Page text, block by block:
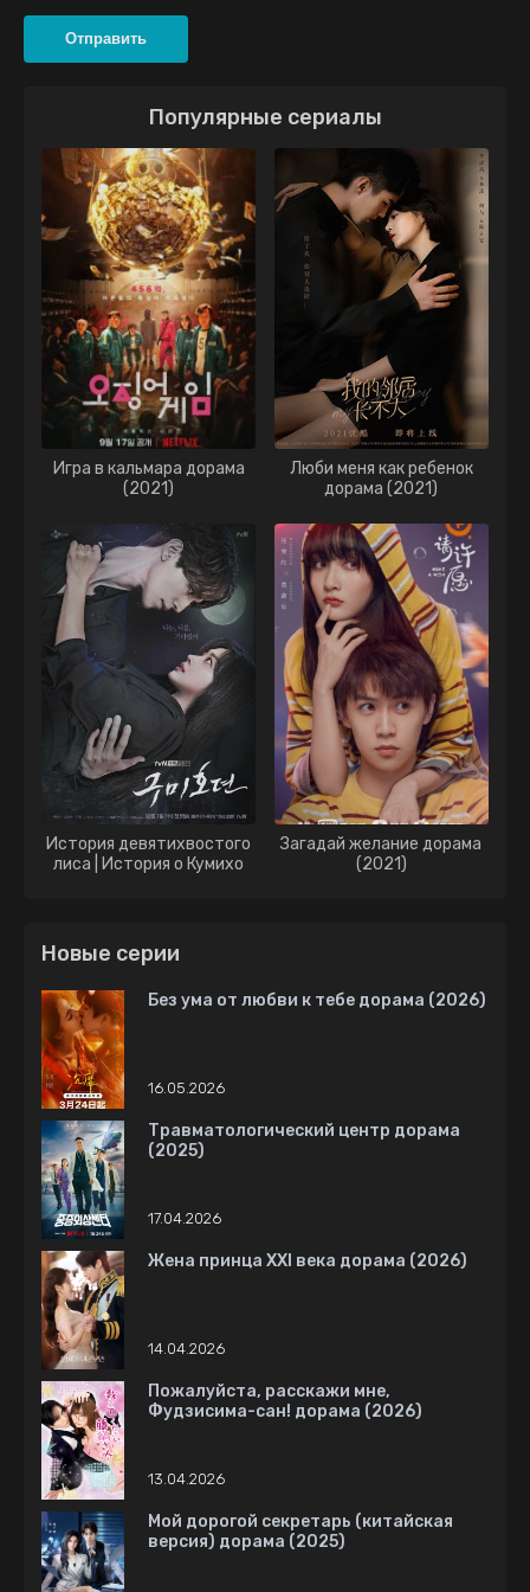
Отправить
Популярные сериалы
Игра в кальмара дорама
(2021)
Люби меня как ребенок
дорама (2021)
История девятихвостого
лиса | История о Кумихо
Загадай желание дорама
(2021)
Новые серии
Без ума от любви к тебе дорама (2026)
16.05.2026
Травматологический центр дорама
(2025)
17.04.2026
Жена принца XXI века дорама (2026)
14.04.2026
Пожалуйста, расскажи мне,
Фудзисима-сан! дорама (2026)
13.04.2026
Мой дорогой секретарь (китайская
версия) дорама (2025)